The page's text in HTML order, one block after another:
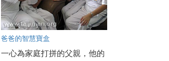
爸爸的智慧寶盒
一心為家庭打拼的父親，他的